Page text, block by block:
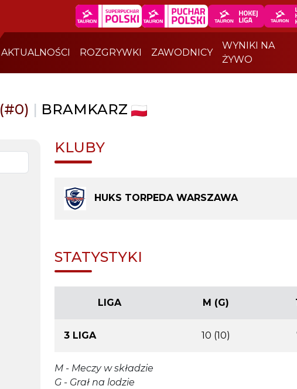
AKTUALNOŚCI ROZGRYWKI ZAWODNICY
WYNIKI NA
ŻYWO
(#0) | BRAMKARZ
KLUBY
HUKS TORPEDA WARSZAWA
STATYSTYKI
LIGA M (G)
3 LIGA 10 (10)
M - Meczy w składzie
G - Grał na lodzie